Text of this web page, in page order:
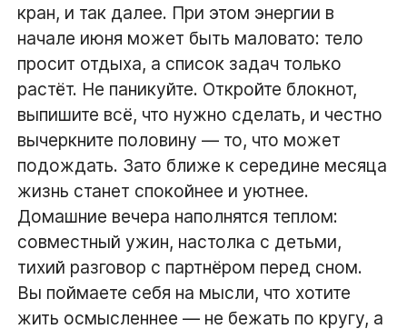
кран, и так далее. При этом энергии в
начале июня может быть маловато: тело
просит отдыха, а список задач только
растёт. Не паникуйте. Откройте блокнот,
выпишите всё, что нужно сделать, и честно
вычеркните половину — то, что может
подождать. Зато ближе к середине месяца
жизнь станет спокойнее и уютнее.
Домашние вечера наполнятся теплом:
совместный ужин, настолка с детьми,
тихий разговор с партнёром перед сном.
Вы поймаете себя на мысли, что хотите
жить осмысленнее — не бежать по кругу, а